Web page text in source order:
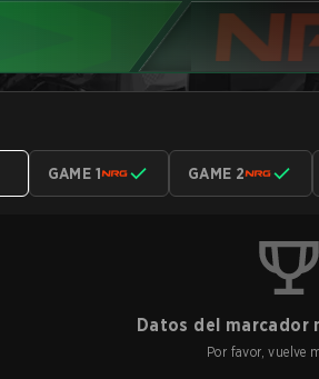
GAME 1 GAME 2
Datos del marcador
Por favor, vuelve